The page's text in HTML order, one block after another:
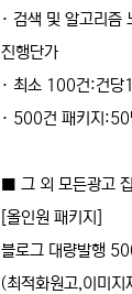
· 검색 및 알고리즘
진행단가
· 최소 100건:건당
· 500건 패키지:50
■ 그 외 모든광고
[올인원 패키지]
블로그 대량발행
(최적화원고,이미지